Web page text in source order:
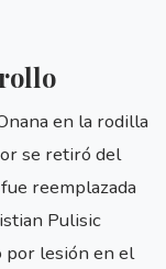
en la rodilla
se retiró del
reemplazada
Pulisic
por lesión en el